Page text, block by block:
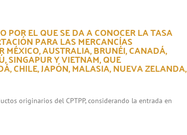
POR EL QUE SE DA A CONOCER LA TASA
PARA LAS MERCANCÍAS
MÉXICO, AUSTRALIA, BRUNÉI, CANADÁ,
SINGAPUR Y VIETNAM, QUE
CHILE, JAPÓN, MALASIA, NUEVA ZELANDA,
originarios del CPTPP, considerando la entrada en